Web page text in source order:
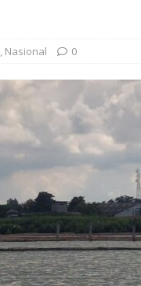
, Nasional 0